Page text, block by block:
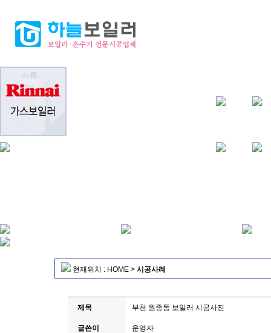
현재위치 : HOME > 시공사례
제목 부천 원종동 보일러 시공사진
글쓴이 운영자